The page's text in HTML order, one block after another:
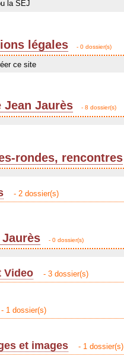
la SEJ
légales - 0 dossier(s)
ce site
Jean Jaurès - 8 dossier(s)
rondes, rencontres
- 2 dossier(s)
- 0 dossier(s)
Video - 3 dossier(s)
- 1 dossier(s)
et images - 1 dossier(s)